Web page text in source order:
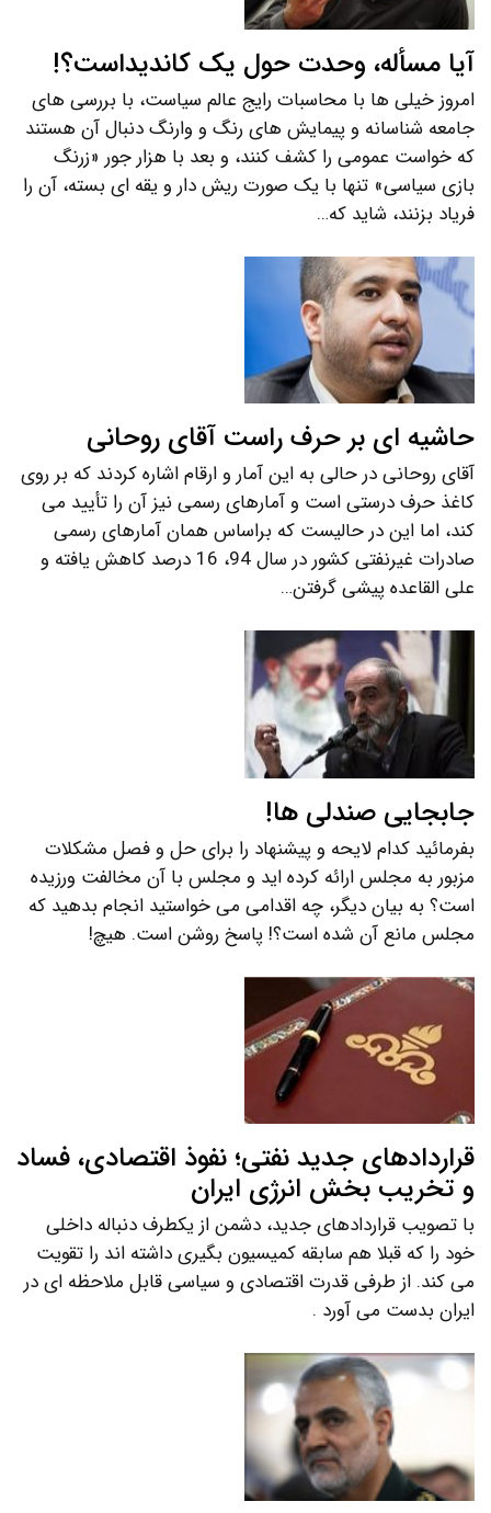
آیا مسأله، وحدت حول یک کاندیداست؟!
امروز خیلی ها با محاسبات رایج عالم سیاست، با بررسی های
جامعه شناسانه و پیمایش های رنگ و وارنگ دنبال آن هستند
که خواست عمومی را کشف کنند، و بعد با هزار جور «زرنگ
بازی سیاسی» تنها با یک صورت ریش دار و یقه ای بسته، آن را
فریاد بزنند، شاید که…
حاشیه ای بر حرف راست آقای روحانی
آقای روحانی در حالی به این آمار و ارقام اشاره کردند که بر روی
کاغذ حرف درستی است و آمارهای رسمی نیز آن را تأیید می
کند، اما این در حالیست که براساس همان آمارهای رسمی
صادرات غیرنفتی کشور در سال 94، 16 درصد کاهش یافته و
علی القاعده پیشی گرفتن…
جابجایی صندلی ها!
بفرمائید کدام لایحه و پیشنهاد را برای حل و فصل مشکلات
مزبور به مجلس ارائه کرده اید و مجلس با آن مخالفت ورزیده
است؟ به بیان دیگر، چه اقدامی می خواستید انجام بدهید که
مجلس مانع آن شده است؟! پاسخ روشن است. هیچ!
قراردادهای جدید نفتی؛ نفوذ اقتصادی، فساد
و تخریب بخش انرژی ایران
با تصویب قراردادهای جدید، دشمن از یکطرف دنباله داخلی
خود را که قبلا هم سابقه کمیسیون بگیری داشته اند را تقویت
می کند. از طرفی قدرت اقتصادی و سیاسی قابل ملاحظه ای در
ایران بدست می آورد .